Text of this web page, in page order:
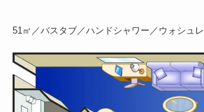
51㎡／バスタブ／ハンドシャワー／ウォシュレ